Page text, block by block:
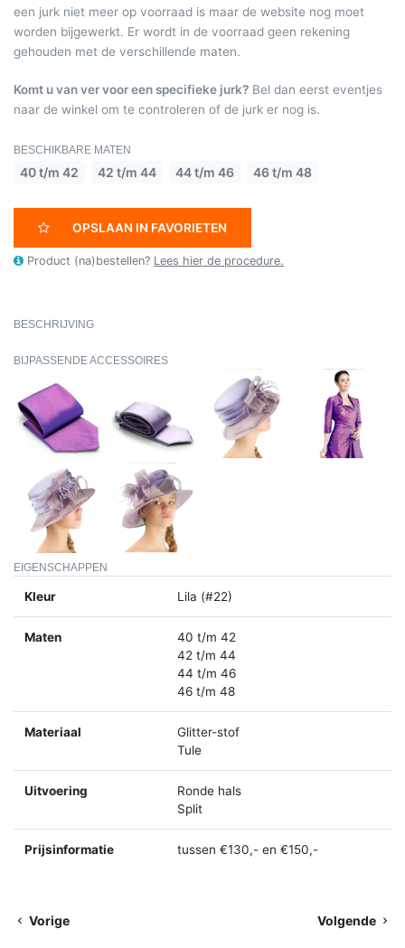
een jurk niet meer op voorraad is maar de website nog moet
worden bijgewerkt. Er wordt in de voorraad geen rekening
gehouden met de verschillende maten.
Komt u van ver voor een specifieke jurk? Bel dan eerst eventjes
naar de winkel om te controleren of de jurk er nog is.
BESCHIKBARE MATEN
40 t/m 42 42 t/m 44 44 t/m 46 46 t/m 48
OPSLAAN IN FAVORIETEN
Product (na)bestellen? Lees hier de procedure.
BESCHRIJVING
BIJPASSENDE ACCESSOIRES
EIGENSCHAPPEN
Kleur Lila (#22)
Maten
40 t/m 42
42 t/m 44
44 t/m 46
46 t/m 48
Materiaal
Glitter-stof
Tule
Uitvoering
Ronde hals
Split
Prijsinformatie tussen €130,- en €150,-
Vorige Volgende